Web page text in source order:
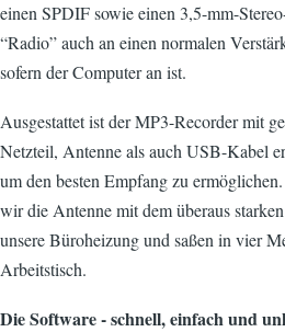
einen SPDIF sowie einen 3,5-mm-
“Radio” auch an einen normalen
sofern der Computer an ist.
Ausgestattet ist der MP3-Recorder mit
Netzteil, Antenne als auch USB-Kabel
um den besten Empfang zu
wir die Antenne mit dem überaus
unsere Büroheizung und saßen in vier
Arbeitstisch.
Die Software - schnell, einfach und